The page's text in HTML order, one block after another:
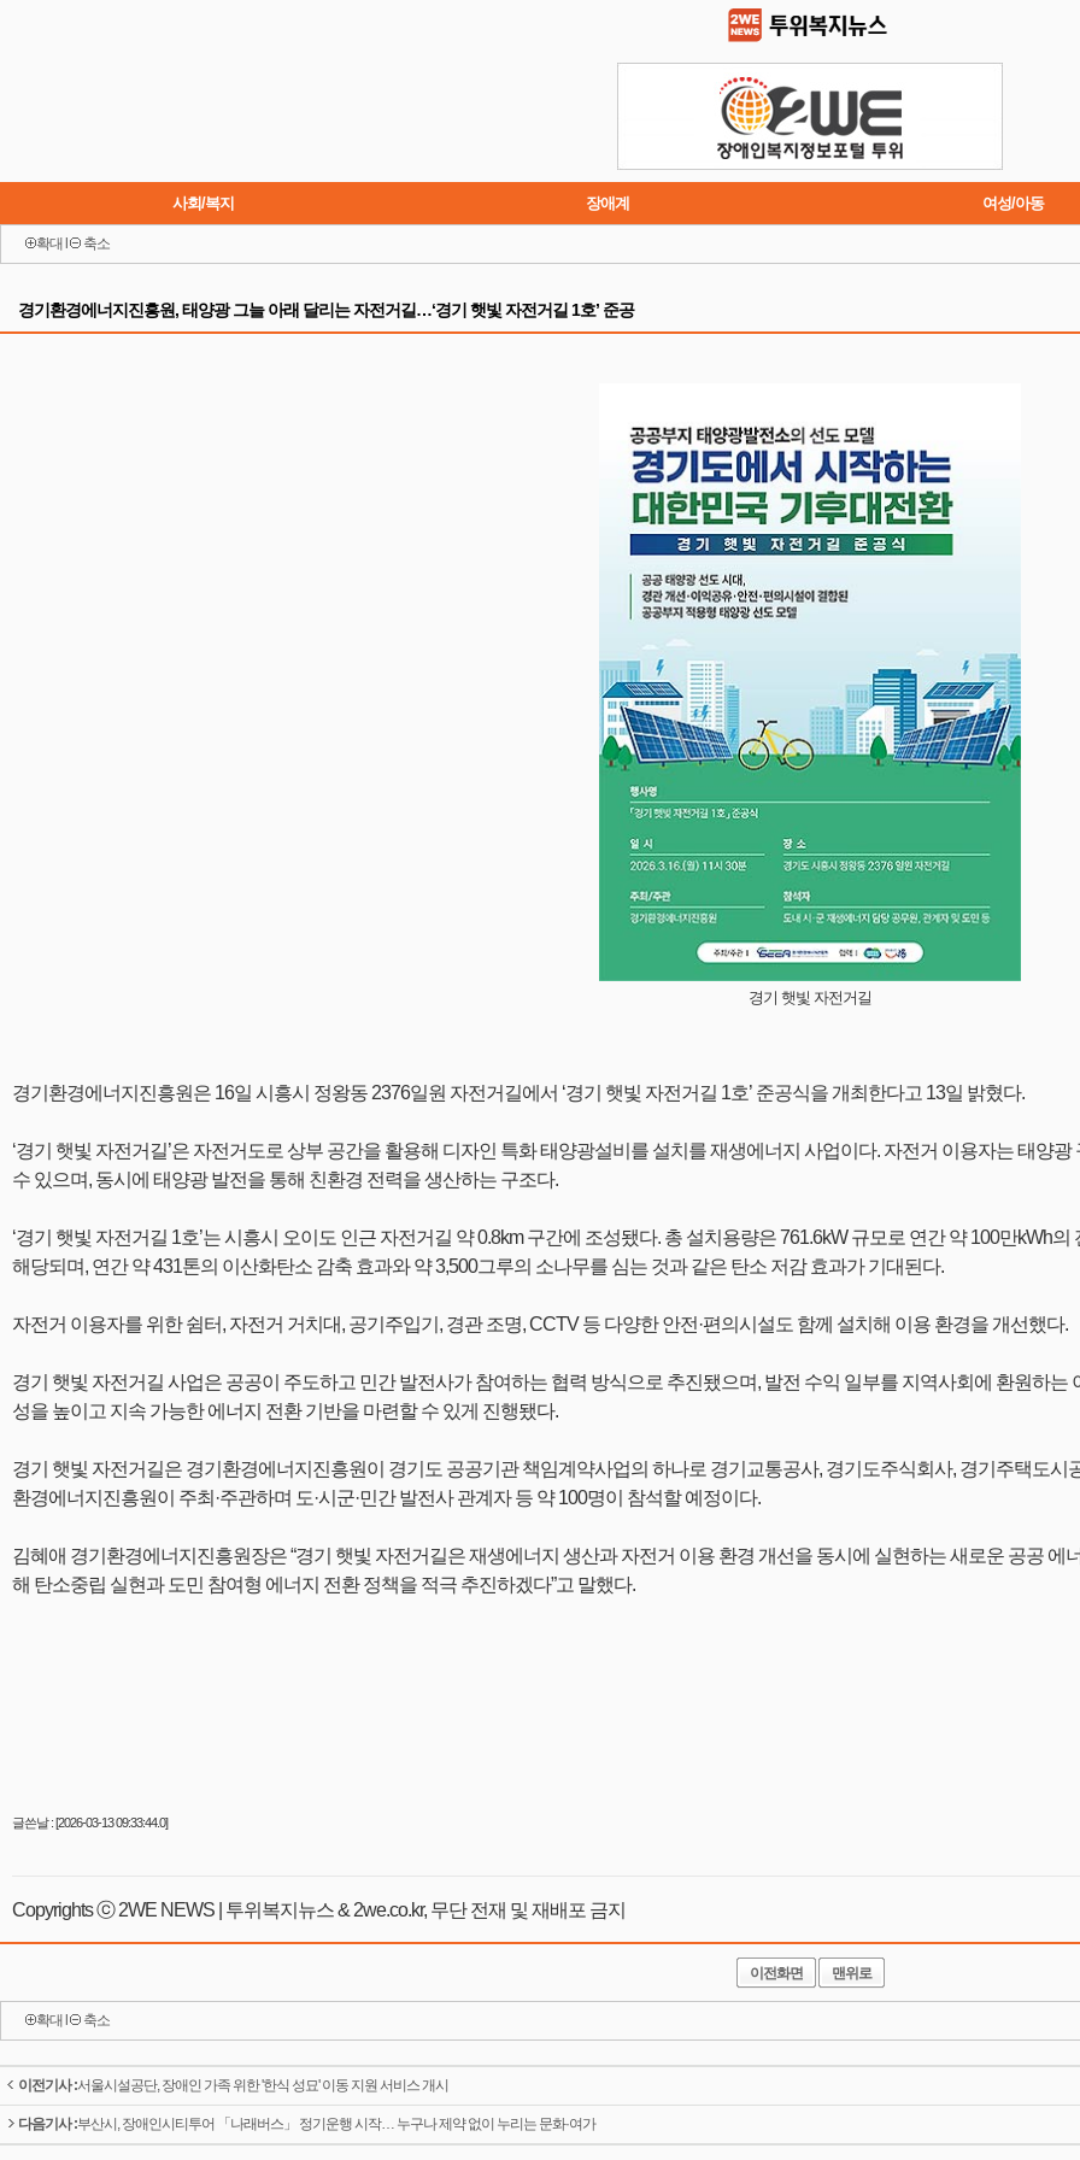
사회/복지 장애계 여성/아동
확대 축소
경기환경에너지진흥원, 태양광 그늘 아래 달리는 자전거길…‘경기 햇빛 자전거길 1호’ 준공
경기 햇빛 자전거길
경기환경에너지진흥원은 16일 시흥시 정왕동 2376일원 자전거길에서 ‘경기 햇빛 자전거길 1호’ 준공식을 개최한다고 13일 밝혔다.
‘경기 햇빛 자전거길’은 자전거도로 상부 공간을 활용해 디자인 특화 태양광설비를 설치를 재생에너지 사업이다. 자전거 이용자는 태양
수 있으며, 동시에 태양광 발전을 통해 친환경 전력을 생산하는 구조다.
‘경기 햇빛 자전거길 1호’는 시흥시 오이도 인근 자전거길 약 0.8km 구간에 조성됐다. 총 설치용량은 761.6kW 규모로 연간 약 100만kWh
해당되며, 연간 약 431톤의 이산화탄소 감축 효과와 약 3,500그루의 소나무를 심는 것과 같은 탄소 저감 효과가 기대된다.
자전거 이용자를 위한 쉼터, 자전거 거치대, 공기주입기, 경관 조명, CCTV 등 다양한 안전·편의시설도 함께 설치해 이용 환경을 개선했다.
경기 햇빛 자전거길 사업은 공공이 주도하고 민간 발전사가 참여하는 협력 방식으로 추진됐으며, 발전 수익 일부를 지역사회에 환원하
성을 높이고 지속 가능한 에너지 전환 기반을 마련할 수 있게 진행됐다.
경기 햇빛 자전거길은 경기환경에너지진흥원이 경기도 공공기관 책임계약사업의 하나로 경기교통공사, 경기도주식회사, 경기주택도시
환경에너지진흥원이 주최·주관하며 도·시군·민간 발전사 관계자 등 약 100명이 참석할 예정이다.
김혜애 경기환경에너지진흥원장은 “경기 햇빛 자전거길은 재생에너지 생산과 자전거 이용 환경 개선을 동시에 실현하는 새로운 공공 에
해 탄소중립 실현과 도민 참여형 에너지 전환 정책을 적극 추진하겠다”고 말했다.
글쓴날 : [2026-03-13 09:33:44.0]
Copyrights ⓒ 2WE NEWS | 투위복지뉴스 & 2we.co.kr, 무단 전재 및 재배포 금지
이전화면 맨위로
확대 축소
이전기사 :서울시설공단, 장애인 가족 위한 '한식 성묘' 이동 지원 서비스 개시
다음기사 :부산시, 장애인시티투어 「나래버스」 정기운행 시작… 누구나 제약 없이 누리는 문화·여가